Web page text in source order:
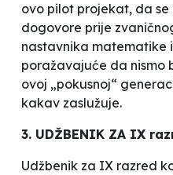
ovo pilot projekat, da
dogovore prije
nastavnika matematike
poražavajuće da nismo
ovoj „pokusnoj“
kakav zaslužuje.
3. UDŽBENIK ZA IX
Udžbenik za IX razred